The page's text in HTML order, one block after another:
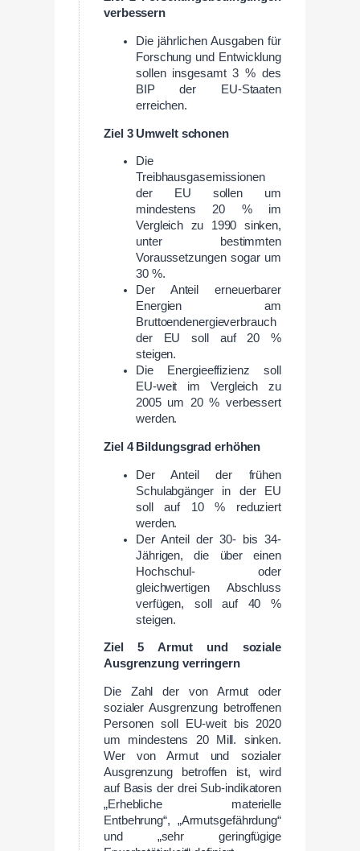
verbessern
Die jährlichen Ausgaben für
Forschung und Entwicklung
sollen insgesamt 3 % des
BIP der EU-Staaten
erreichen.
Ziel 3 Umwelt schonen
Die
Treibhausgasemissionen
der EU sollen um
mindestens 20 % im
Vergleich zu 1990 sinken,
unter bestimmten
Voraussetzungen sogar um
30 %.
Der Anteil erneuerbarer
Energien am
Bruttoendenergieverbrauch
der EU soll auf 20 %
steigen.
Die Energieeffizienz soll
EU-weit im Vergleich zu
2005 um 20 % verbessert
werden.
Ziel 4 Bildungsgrad erhöhen
Der Anteil der frühen
Schulabgänger in der EU
soll auf 10 % reduziert
werden.
Der Anteil der 30- bis 34-
Jährigen, die über einen
Hochschul- oder
gleichwertigen Abschluss
verfügen, soll auf 40 %
steigen.
Ziel 5 Armut und soziale
Ausgrenzung verringern
Die Zahl der von Armut oder
sozialer Ausgrenzung betroffenen
Personen soll EU-weit bis 2020
um mindestens 20 Mill. sinken.
Wer von Armut und sozialer
Ausgrenzung betroffen ist, wird
auf Basis der drei Sub-indikatoren
„Erhebliche materielle
Entbehrung“, „Armutsgefährdung“
und „sehr geringfügige